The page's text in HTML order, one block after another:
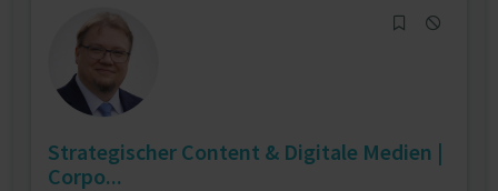
Strategischer Content & Digitale Medien |
Corpo...